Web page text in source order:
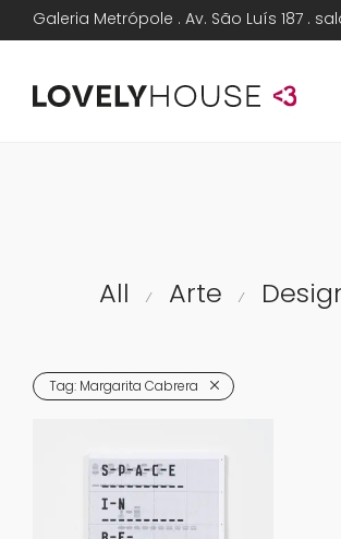
Galeria Metrópole . Av. São Luís 187 .
All ⁄ Arte ⁄
Tag: Margarita Cabrera